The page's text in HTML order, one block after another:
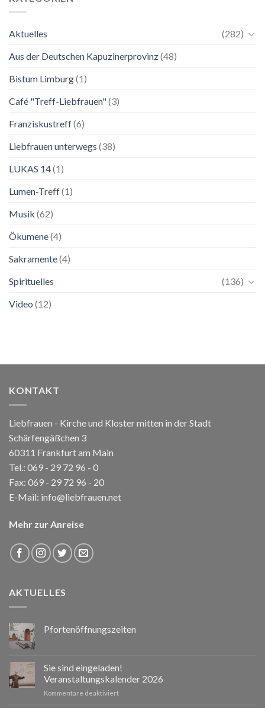
Ausstellung
Aktuelles
(282)
Aus der Deutschen Kapuzinerprovinz(48)
Bistum Limburg(1)
Café "Treff-Liebfrauen"(3)
Franziskustreff(6)
Liebfrauen unterwegs (38)
LUKAS 14(1)
Lumen-Treff(1)
Musik (62)
Ökumene(4)
Sakramente(4)
Spirituelles
(136)
Video (12)
KONTAKT
Liebfrauen - Kirche und Kloster mitten in der Stadt
Schärfengäßchen 3
60311 Frankfurt am Main
Tel.: 069 - 29 72 96 - 0
Fax: 069 - 29 72 96 - 20
E-Mail: info@liebfrauen.net
Mehr zur Anreise
AKTUELLES
Pfortenöffnungszeiten
Sie sind eingeladen!
Veranstaltungskalender 2026
Kommentare deaktiviertfür